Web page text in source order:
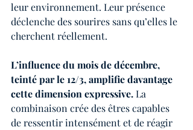
leur environnement. Leur présence
déclenche des sourires sans qu’elles le
cherchent réellement.
L’influence du mois de décembre,
teinté par le 12/3, amplifie davantage
cette dimension expressive. La
combinaison crée des êtres capables
de ressentir intensément et de réagir